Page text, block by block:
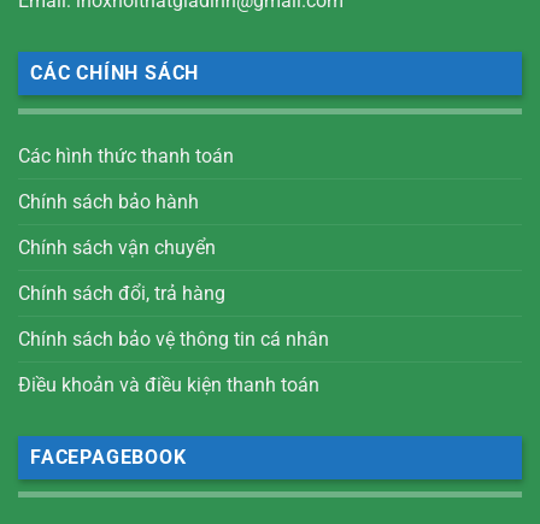
CÁC CHÍNH SÁCH
Các hình thức thanh toán
Chính sách bảo hành
Chính sách vận chuyển
Chính sách đổi, trả hàng
Chính sách bảo vệ thông tin cá nhân
Điều khoản và điều kiện thanh toán
FACEPAGEBOOK